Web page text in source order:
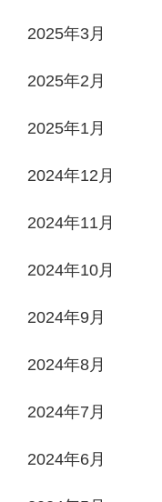
2025年3月
2025年2月
2025年1月
2024年12月
2024年11月
2024年10月
2024年9月
2024年8月
2024年7月
2024年6月